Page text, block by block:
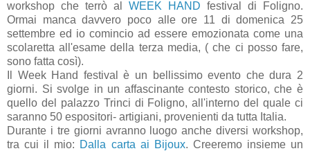
workshop che terrò al WEEK HAND festival di Foligno.
Ormai manca davvero poco alle ore 11 di domenica 25
settembre ed io comincio ad essere emozionata come una
scolaretta all'esame della terza media, ( che ci posso fare,
sono fatta così).
Il Week Hand festival è un bellissimo evento che dura 2
giorni. Si svolge in un affascinante contesto storico, che è
quello del palazzo Trinci di Foligno, all'interno del quale ci
saranno 50 espositori- artigiani, provenienti da tutta Italia.
Durante i tre giorni avranno luogo anche diversi workshop,
tra cui il mio: Dalla carta ai Bijoux. Creeremo insieme un